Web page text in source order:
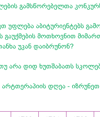
გამსწორებელთა
უფლება აბიტურიენტებს
გაუქმების მოთხოვნით
უკან დაიბრუნონ?
თუ არა დიდ ხუთშაბათს
არტთერაპიის დღეა -